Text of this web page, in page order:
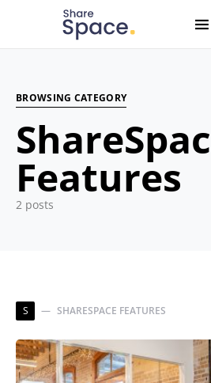
Search for:
When autocomplete results are
BROWSING CATEGORY
Features
2 posts
S SHARESPACE FEATURES